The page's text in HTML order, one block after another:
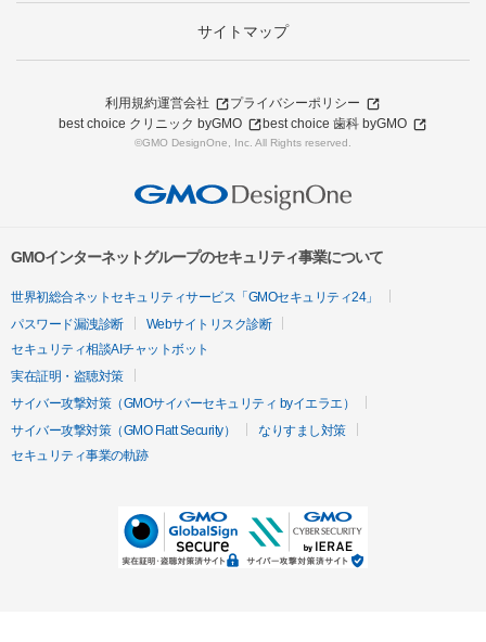
サイトマップ
利用規約運営会社
プライバシーポリシー
best choice クリニック byGMO
best choice 歯科 byGMO
©GMO DesignOne, Inc. All Rights reserved.
GMOインターネットグループのセキュリティ事業について
世界初総合ネットセキュリティサービス「GMOセキュリティ24」
パスワード漏洩診断
Webサイトリスク診断
セキュリティ相談AIチャットボット
実在証明・盗聴対策
サイバー攻撃対策（GMOサイバーセキュリティ byイエラエ）
サイバー攻撃対策（GMO Flatt Security）
なりすまし対策
セキュリティ事業の軌跡